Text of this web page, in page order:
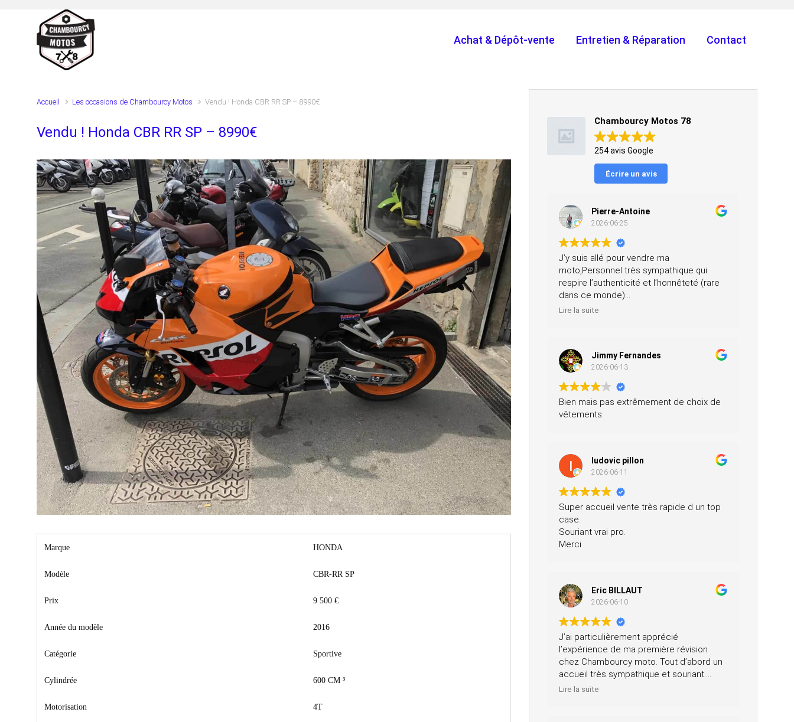
Skip to main content
Achat & Dépôt-vente Entretien & Réparation Contact
Accueil Les occasions de Chambourcy Motos Vendu ! Honda CBR RR SP – 8990€
Vendu ! Honda CBR RR SP – 8990€
Marque HONDA
Modèle CBR-RR SP
Prix 9 500 €
Année du modèle 2016
Catégorie Sportive
Cylindrée 600 CM ³
Motorisation 4T
Chambourcy Motos 78
254 avis Google
Écrire un avis
Pierre-Antoine
2026-06-25
J’y suis allé pour vendre ma
moto,Personnel très sympathique qui
respire l’authenticité et l’honnêteté (rare
dans ce monde)
Merci pour votre professionnalisme, je
Lire la suite
Jimmy Fernandes
2026-06-13
Bien mais pas extrêmement de choix de
vêtements
ludovic pillon
2026-06-11
Super accueil vente très rapide d un top
case.
Souriant vrai pro.
Merci
Eric BILLAUT
2026-06-10
J’ai particulièrement apprécié
l’expérience de ma première révision
chez Chambourcy moto. Tout d’abord un
accueil très sympathique et souriant.
Ensuite, ils m’ont prêté une moto pendant
Lire la suite